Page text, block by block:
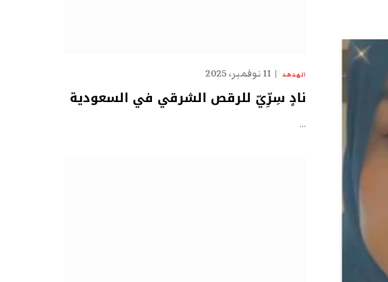
الهدهد 11 نوفمبر، 2025
نادٍ سِرِّيّ للرقص الشرقي في السعودية
…